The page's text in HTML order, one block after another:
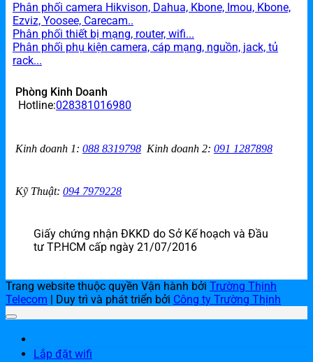
Phân phối camera Hikvison, Dahua, Kbone, Imou, Kbone,
Ezviz, Yoosee, Carecam..
Phân phối thiết bị mạng, router, wifi...
Phân phối phụ kiện camera, cáp mạng, nguồn, jack, tủ
rack...
Phòng Kinh Doanh
Hotline:028381016980
Kinh doanh 1: 088 8319798 Kinh doanh 2: 091 1287898
Kỹ Thuật: 094 7979228
Giấy chứng nhận ĐKKD do Sở Kế hoạch và Đầu
tư TP.HCM cấp ngày 21/07/2016
Trang website thuộc quyền Vận hành bởi Trường Thịnh
Telecom | Duy trì và phát triển bởi Công ty Trường Thịnh
Lắp đặt wifi